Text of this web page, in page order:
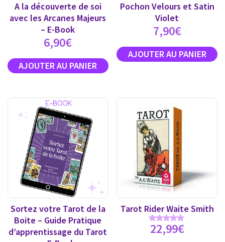
A la découverte de soi
avec les Arcanes Majeurs
– E-Book
6,90€
Pochon Velours et Satin
Violet
7,90€
Sortez votre Tarot de la
Boite – Guide Pratique
d’apprentissage du Tarot
Tarot Rider Waite Smith
Note
4.89
22,99€